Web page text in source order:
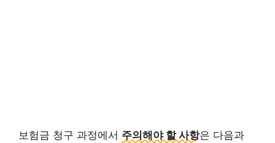
보험금 청구 과정에서 주의해야 할 사항은 다음과